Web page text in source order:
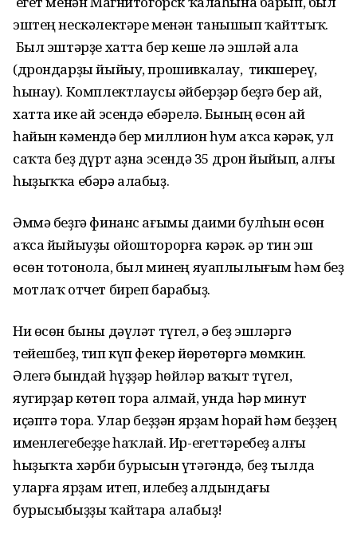
эштең нескәлектәре менән танышып ҡайттыҡ.
Был эштәрҙе хатта бер кеше лә эшләй ала
(дрондарҙы йыйыу, прошивкалау, тикшереү,
һынау). Комплектлаусы әйберҙәр беҙгә бер ай,
хатта ике ай эсендә ебәрелә. Бының өсөн ай
һайын кәмендә бер миллион һум аҡса кәрәк, ул
саҡта беҙ дүрт аҙна эсендә 35 дрон йыйып, алғы
һыҙыҡҡа ебәрә алабыҙ.
Әммә беҙгә финанс ағымы даими булһын өсөн
аҡса йыйыуҙы ойошторорға кәрәк. Һәр тин эш
өсөн тотонола, был минең яуаплылығым һәм беҙ
мотлаҡ отчет биреп барабыҙ.
Ни өсөн быны дәүләт түгел, ә беҙ эшләргә
тейешбеҙ, тип күп фекер йөрөтөргә мөмкин.
Әлегә бындай һүҙҙәр һөйләр ваҡыт түгел,
яугирҙар көтөп тора алмай, унда һәр минут
иҫәптә тора. Улар беҙҙән ярҙам һорай һәм беҙҙең
именлегебеҙҙе һаҡлай. Ир-егеттәребеҙ алғы
һыҙыҡта хәрби бурысын үтәгәндә, беҙ тылда
уларға ярҙам итеп, илебеҙ алдындағы
бурысыбыҙҙы ҡайтара алабыҙ!